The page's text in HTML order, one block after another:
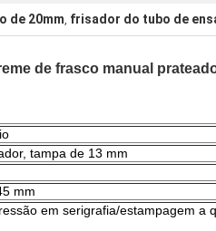
de 20mm, frisador do tubo de
de frasco manual
tampa de 13 mm
mm
em serigrafia/estampagem a